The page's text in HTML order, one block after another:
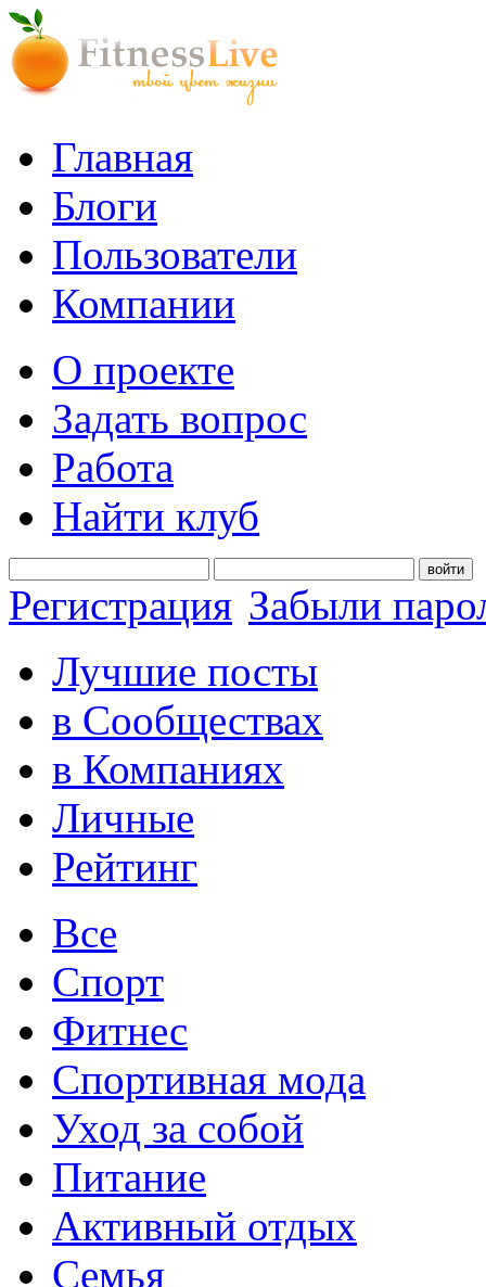
Главная
Блоги
Пользователи
Компании
О проекте
Задать вопрос
Работа
Найти клуб
войти
Регистрация Забыли
Лучшие посты
в Сообществах
в Компаниях
Личные
Рейтинг
Все
Спорт
Фитнес
Спортивная мода
Уход за собой
Питание
Активный отдых
Семья